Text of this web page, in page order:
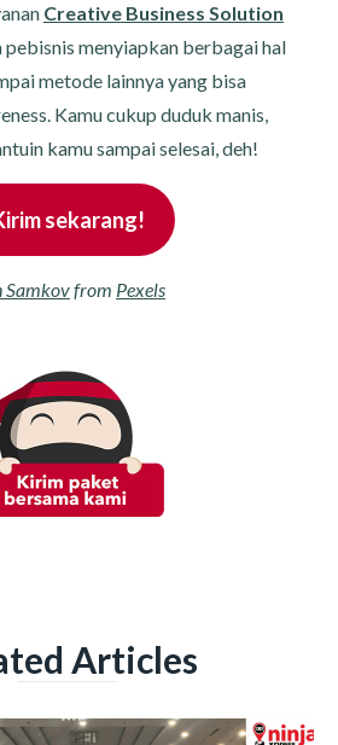
Creative Business Solution
menyiapkan berbagai hal
metode lainnya yang bisa
Kamu cukup duduk manis,
kamu sampai selesai, deh!
sekarang!
Samkovfrom Pexels
Articles